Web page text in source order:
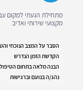
מתחילת הגעתי למקום
מקצועי שירותי ואדיב
הסבר על המצב הנוכחי
הקדשת הזמן הנדרש
הבנה מלאה בתחום הטיפול
נהג/ה בנועם וברגישות